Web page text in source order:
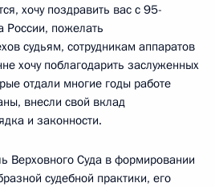
хочу поздравить вас с 95-
России, пожелать
судьям, сотрудникам аппаратов
хочу поблагодарить заслуженных
отдали многие годы работе
внесли свой вклад
и законности.
Верховного Суда в формировании
судебной практики, его